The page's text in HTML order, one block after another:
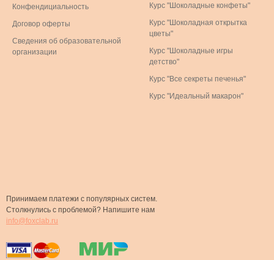
Конфендициальность
Договор оферты
Сведения об образовательной
организации
Курс "Шоколадные конфеты"
Курс "Шоколадная открытка
цветы"
Курс "Шоколадные игры
детство"
Курс "Все секреты печенья"
Курс "Идеальный макарон"
Принимаем платежи с популярных систем.
Столкнулись с проблемой? Напишите нам
info@foxclab.ru